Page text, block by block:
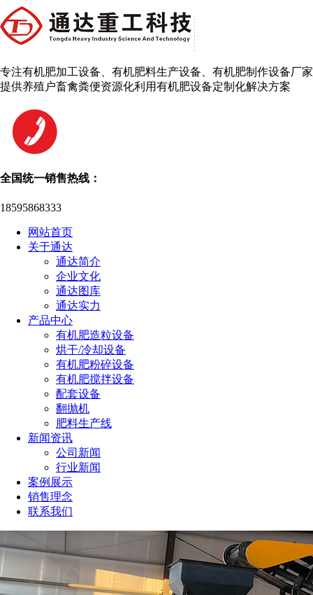
专注有机肥加工设备、有机肥料生产设备、有机肥制作设备厂家
提供养殖户畜禽粪便资源化利用有机肥设备定制化解决方案
全国统一销售热线：
18595868333
网站首页
关于通达
通达简介
企业文化
通达图库
通达实力
产品中心
有机肥造粒设备
烘干/冷却设备
有机肥粉碎设备
有机肥搅拌设备
配套设备
翻抛机
肥料生产线
新闻资讯
公司新闻
行业新闻
案例展示
销售理念
联系我们